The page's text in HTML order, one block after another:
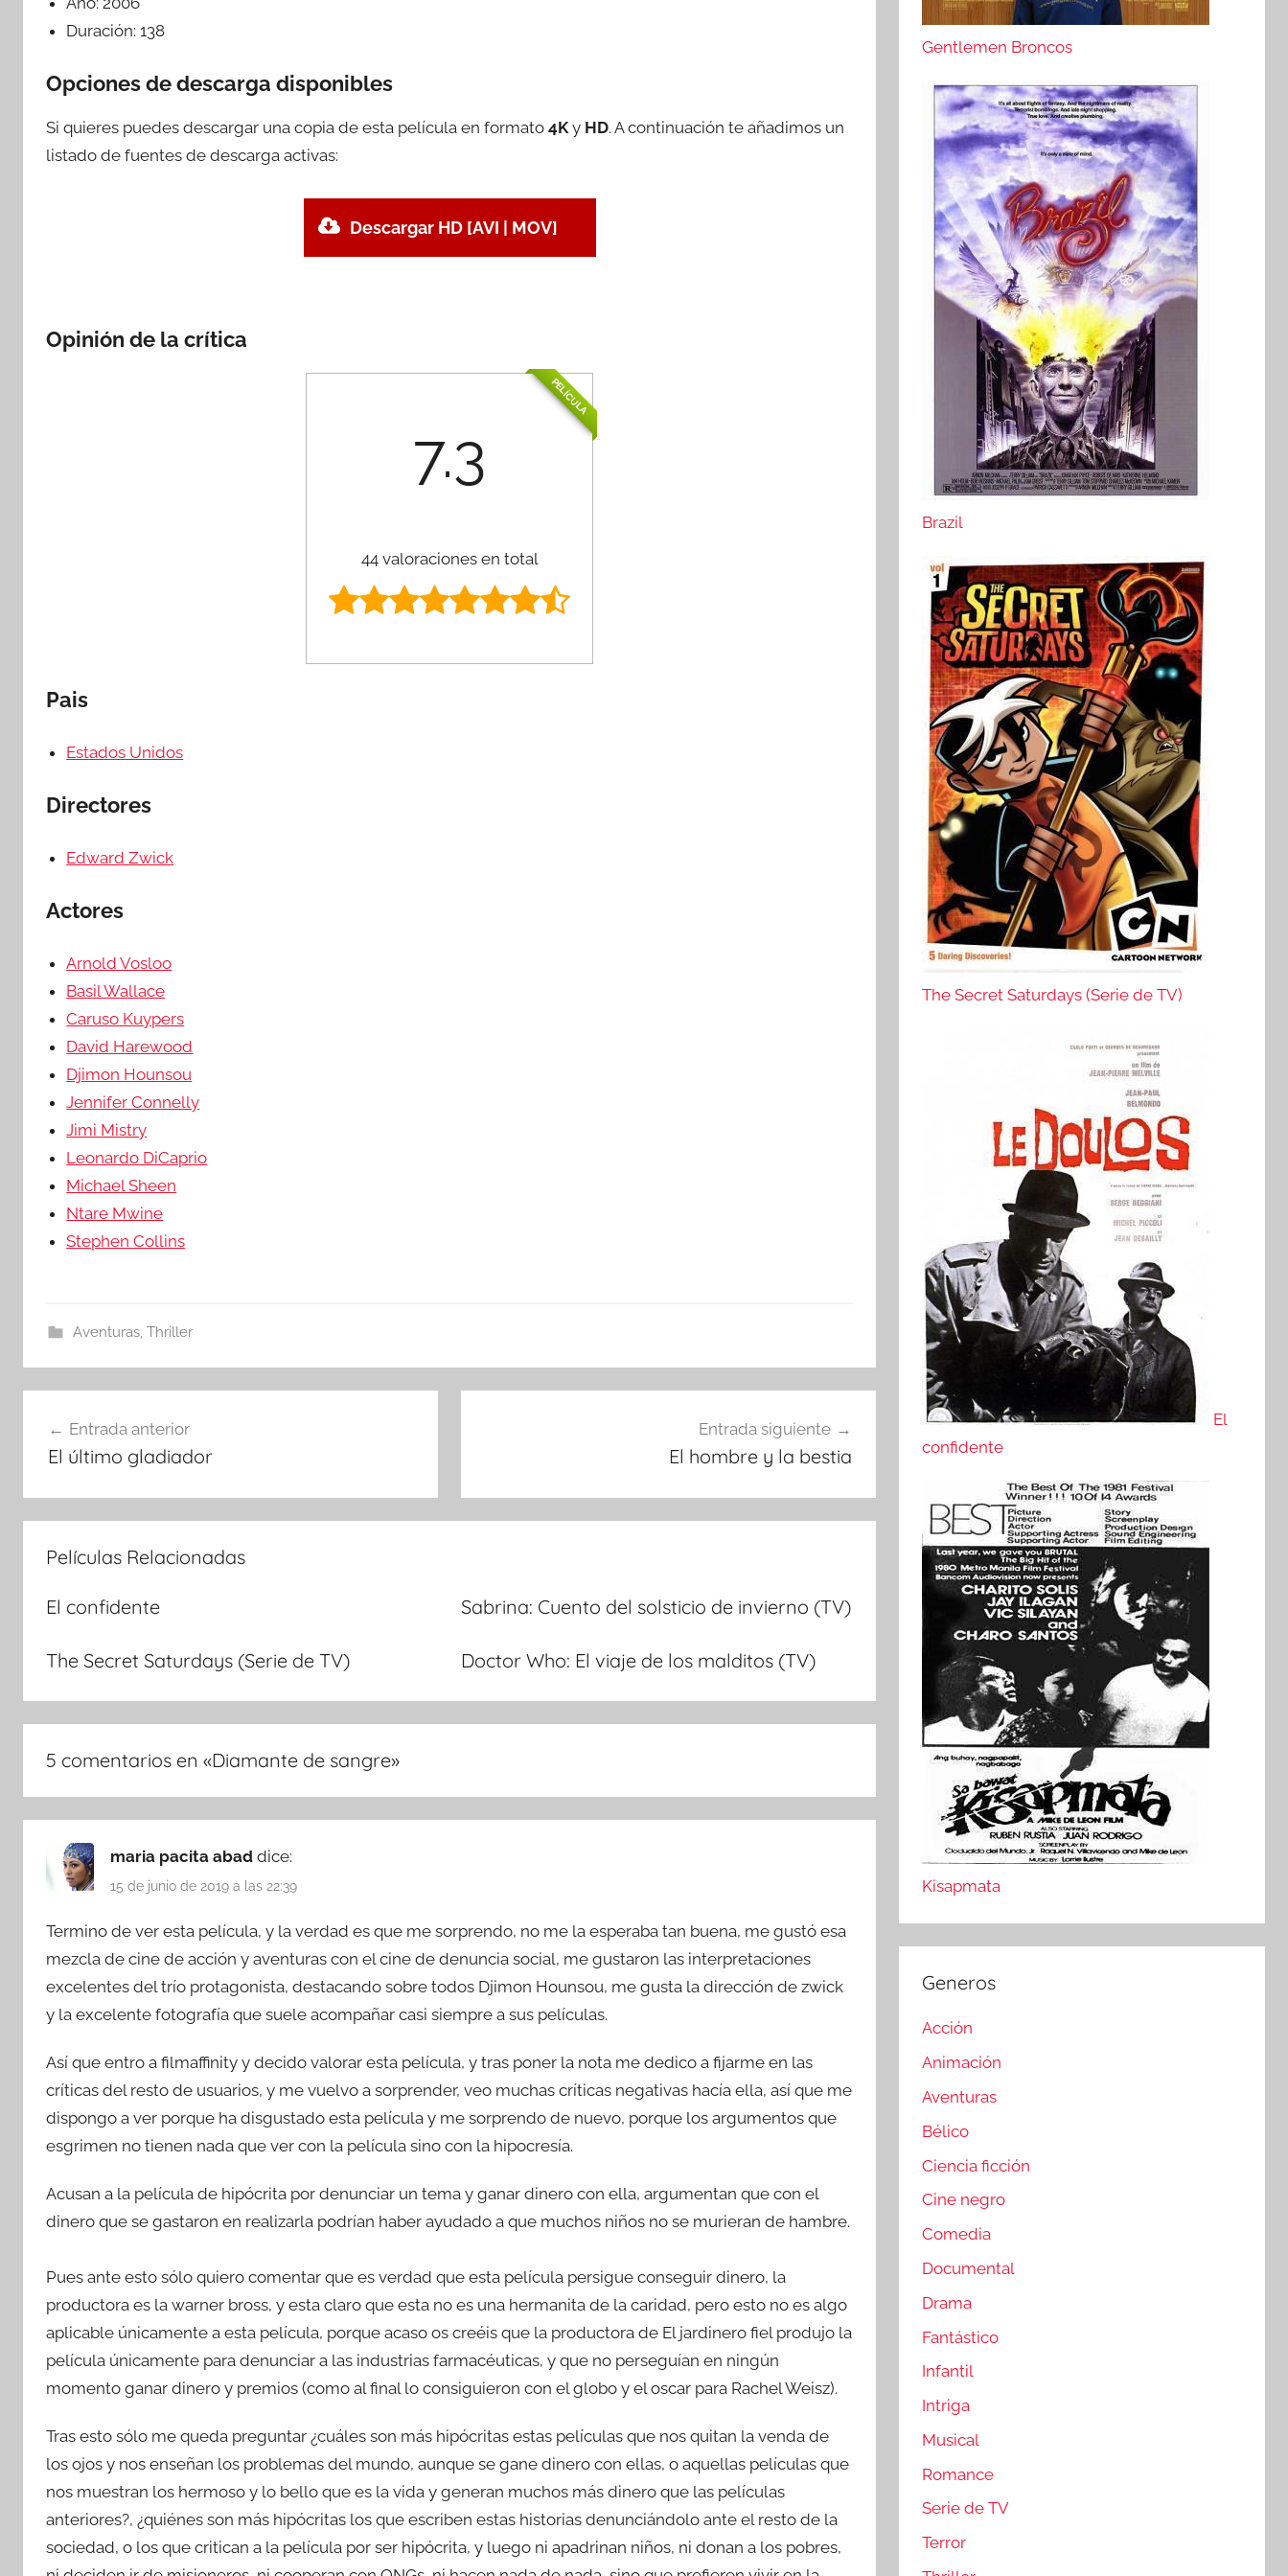
Duración:138
Opciones de descarga disponibles
Si quieres puedes descargar una copia de esta película en formato 4Ky HD. A continuación te añadimos un
listado de fuentes de descarga activas:
Descargar HD [AVI | MOV]
Opinión de la crítica
PELÍCULA
7.3
44 valoraciones en total
Pais
Estados Unidos
Directores
Edward Zwick
Actores
Arnold Vosloo
Basil Wallace
Caruso Kuypers
David Harewood
Djimon Hounsou
Jennifer Connelly
Jimi Mistry
Leonardo DiCaprio
Michael Sheen
Ntare Mwine
Stephen Collins
Aventuras, Thriller
Navegación
de
entradas
Entrada anterior
El último gladiador
Entrada siguiente
El hombre y la bestia
Películas Relacionadas
El confidente Sabrina: Cuento del solsticio de invierno (TV)
The Secret Saturdays (Serie de TV) Doctor Who: El viaje de los malditos (TV)
5 comentarios en «Diamante de sangre»
maria pacita abad dice:
15 de junio de 2019 a las 22:39
Termino de ver esta película, y la verdad es que me sorprendo, no me la esperaba tan buena, me gustó esa
mezcla de cine de acción y aventuras con el cine de denuncia social, me gustaron las interpretaciones
excelentes del trío protagonista, destacando sobre todos Djimon Hounsou, me gusta la dirección de zwick
y la excelente fotografía que suele acompañar casi siempre a sus películas.
Así que entro a filmaffinity y decido valorar esta película, y tras poner la nota me dedico a fijarme en las
críticas del resto de usuarios, y me vuelvo a sorprender, veo muchas críticas negativas hacía ella, así que me
dispongo a ver porque ha disgustado esta película y me sorprendo de nuevo, porque los argumentos que
esgrimen no tienen nada que ver con la película sino con la hipocresía.
Acusan a la película de hipócrita por denunciar un tema y ganar dinero con ella, argumentan que con el
dinero que se gastaron en realizarla podrían haber ayudado a que muchos niños no se murieran de hambre.
Pues ante esto sólo quiero comentar que es verdad que esta película persigue conseguir dinero, la
productora es la warner bross, y esta claro que esta no es una hermanita de la caridad, pero esto no es algo
aplicable únicamente a esta película, porque acaso os creéis que la productora de El jardinero fiel produjo la
película únicamente para denunciar a las industrias farmacéuticas, y que no perseguían en ningún
momento ganar dinero y premios (como al final lo consiguieron con el globo y el oscar para Rachel Weisz).
Tras esto sólo me queda preguntar ¿cuáles son más hipócritas estas películas que nos quitan la venda de
los ojos y nos enseñan los problemas del mundo, aunque se gane dinero con ellas, o aquellas películas que
nos muestran los hermoso y lo bello que es la vida y generan muchos más dinero que las películas
anteriores?, ¿quiénes son más hipócritas los que escriben estas historias denunciándolo ante el resto de la
sociedad, o los que critican a la película por ser hipócrita, y luego ni apadrinan niños, ni donan a los pobres,
Gentlemen Broncos
Brazil
The Secret Saturdays (Serie de TV)
El
confidente
Kisapmata
Generos
Acción
Animación
Aventuras
Bélico
Ciencia ficción
Cine negro
Comedia
Documental
Drama
Fantástico
Infantil
Intriga
Musical
Romance
Serie de TV
Terror